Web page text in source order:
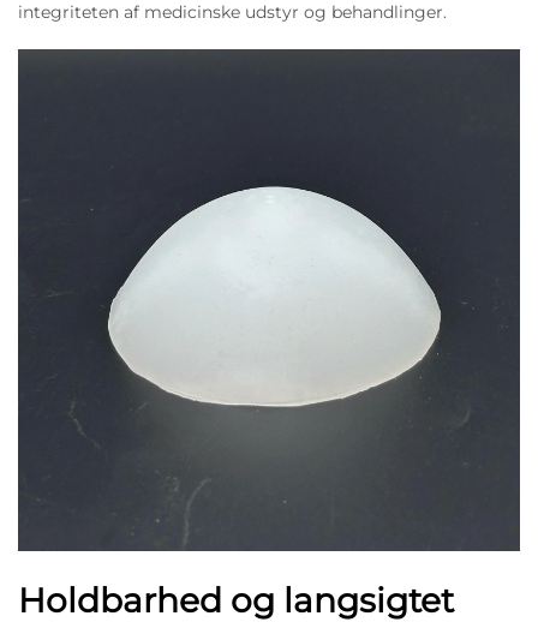
integriteten af medicinske udstyr og behandlinger.
Holdbarhed og langsigtet